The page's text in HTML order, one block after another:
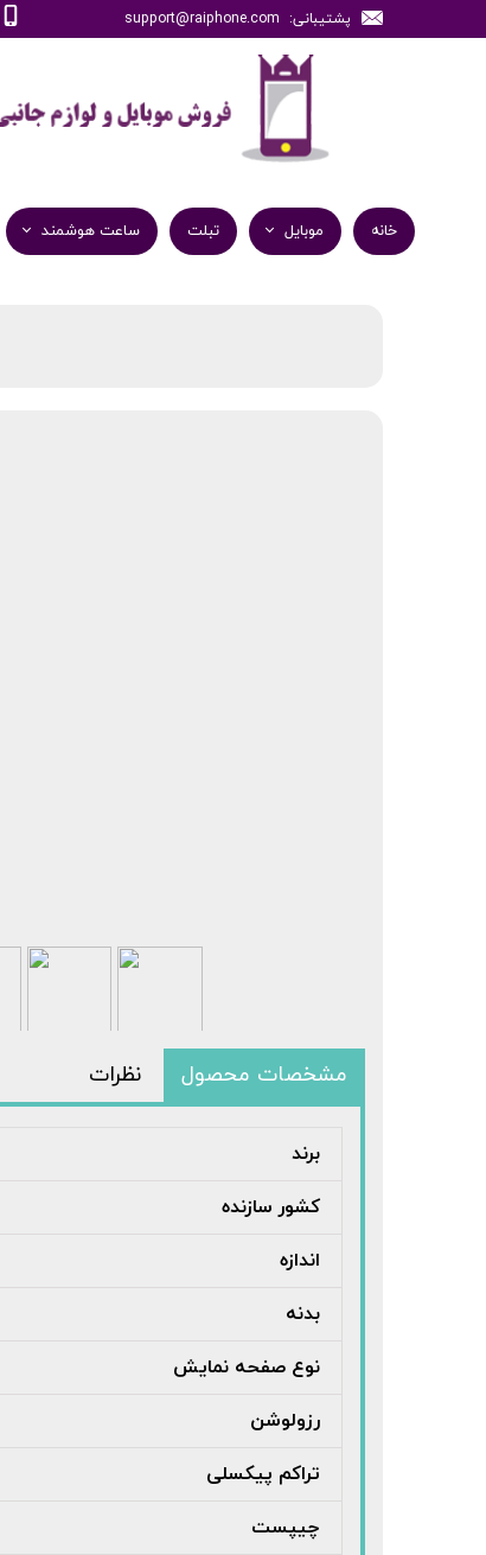
پشتیبانی: support@raiphone.com
خانه
موبایل تبلت ساعت هوشمند
مشخصات محصول نظرات
برند
کشور سازنده
اندازه
بدنه
نوع صفحه نمایش
رزولوشن
تراکم پیکسلی
چیپست